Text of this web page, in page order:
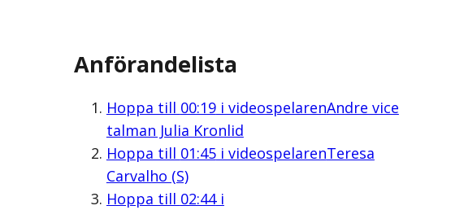
Anförandelista
Hoppa till 00:19i videospelarenAndre vice
talman Julia Kronlid
Hoppa till 01:45i videospelarenTeresa
Carvalho (S)
Hoppa till 02:44i